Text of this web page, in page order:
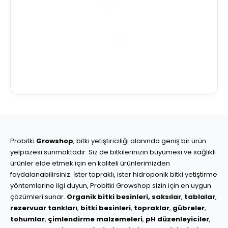
Probitki Growshop, bitki yetiştiriciliği alanında geniş bir ürün
yelpazesi sunmaktadır. Siz de bitkilerinizin büyümesi ve sağlıklı
ürünler elde etmek için en kaliteli ürünlerimizden
faydalanabilirsiniz. İster topraklı, ister hidroponik bitki yetiştirme
yöntemlerine ilgi duyun, Probitki Growshop sizin için en uygun
çözümleri sunar. Organik bitki besinleri, saksılar, tablalar,
rezervuar tankları, bitki besinleri, topraklar, gübreler,
tohumlar, çimlendirme malzemeleri, pH düzenleyiciler,